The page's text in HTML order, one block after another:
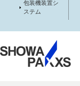
包装機装置シ
ステム